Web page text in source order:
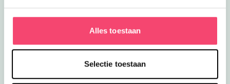
Alles toestaan
Selectie toestaan
gezin, tot toffe buitenuitjes, actieve uitjes en musea met
een geweldig familieprogramma! Fijne zomer!